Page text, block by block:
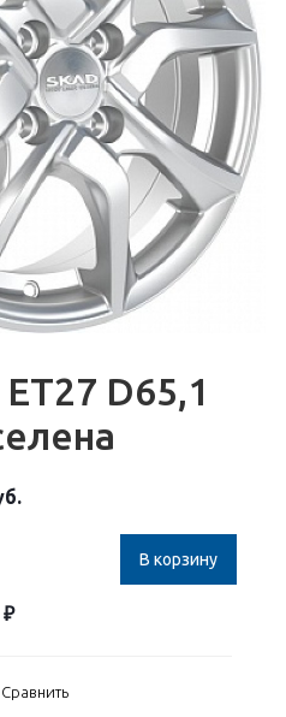
D65,1
В корзину
₽
Сравнить